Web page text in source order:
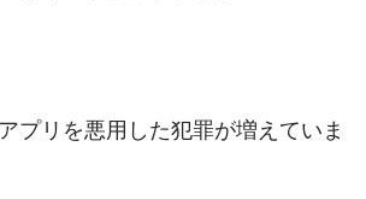
プリを悪用した犯罪が増えていま